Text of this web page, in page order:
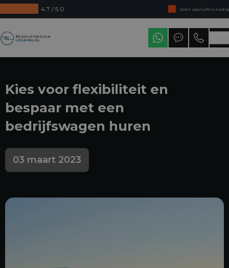
4.7 / 5.0
Geen jaarcijfers nodig
Direct uit voorraad leverbaar
Levering in heel Nederland
Kies voor flexibiliteit en
bespaar met een
bedrijfswagen huren
03 maart 2023